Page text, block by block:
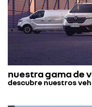
nuestra gama de
descubre nuestros